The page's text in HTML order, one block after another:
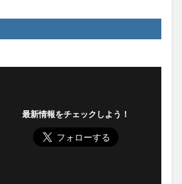
最新情報をチェックしよう！